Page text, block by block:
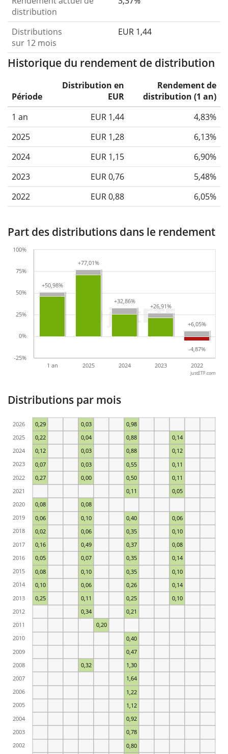
distribution
Distributions
sur 12 mois
EUR 1,44
Historique du rendement de distribution
Période
Distribution en
EUR
Rendement de
distribution (1 an)
1 an
EUR 1,44
4,83%
2025
EUR 1,28
6,13%
2024
EUR 1,15
6,90%
2023
EUR 0,76
5,48%
2022
EUR 0,88 6,05%
Part des distributions dans le rendement
-4,87%
-4,87%
+50,98%
+50,98%
+77,01%
+77,01%
+32,86%
+32,86%
+26,91%
+26,91%
+6,05%
+6,05%
1 an 2025 2024 2023 2022
-25%
0%
25%
50%
75%
100%
justETF.com
Distributions par mois
0,80
0,78
0,92
1,12
1,22
1,64
0,32 1,30
0,47
0,40
0,20
0,34 0,21
0,25 0,11 0,25 0,10
0,10 0,06 0,26 0,14
0,08 0,10 0,35 0,10
0,05 0,07 0,35 0,14
0,16 0,49 0,37 0,08
0,02 0,06 0,35 0,10
0,06 0,10 0,40 0,06
0,08 0,08
0,11 0,05
0,27 0,00 0,50 0,11
0,07 0,03 0,55 0,11
0,12 0,03 0,88 0,12
0,22 0,04 0,88 0,14
0,29 0,03 0,98
2002
2003
2004
2005
2006
2007
2008
2009
2010
2011
2012
2013
2014
2015
2016
2017
2018
2019
2020
2021
2022
2023
2024
2025
2026